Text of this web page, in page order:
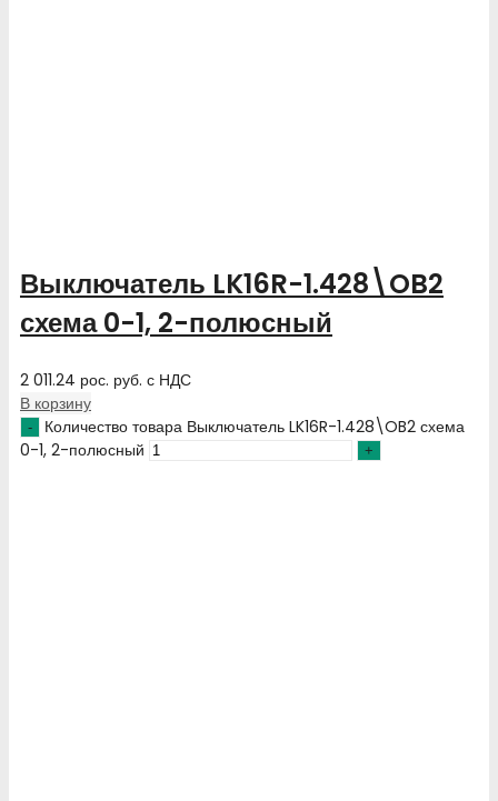
Выключатель LK16R-1.428\OB2
схема 0-1, 2-полюсный
2 011.24 рос. руб. с НДС
В корзину
Количество товара Выключатель LK16R-1.428\OB2 схема
0-1, 2-полюсный